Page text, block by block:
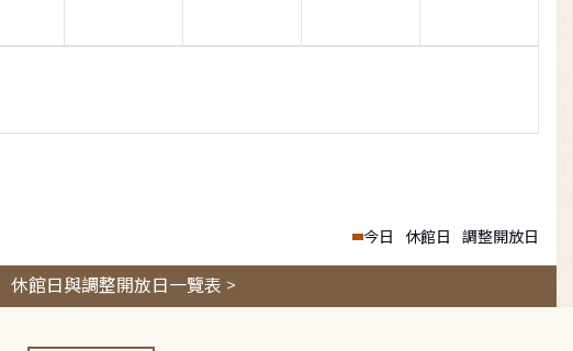
今日 休館日 調整開放日
休館日與調整開放日一覽表 >